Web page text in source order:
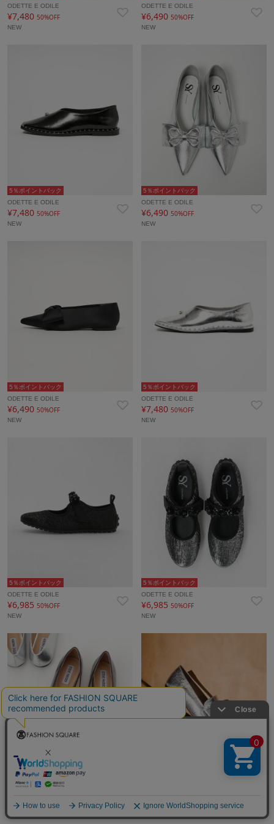
ODETTE E ODILE
¥7,480 50%OFF
NEW
ODETTE E ODILE
¥6,49050%OFF
NEW
5％ポイントバック
ODETTE E ODILE
¥7,480 50%OFF
NEW
5％ポイントバック
ODETTE E ODILE
¥6,49050%OFF
NEW
5％ポイントバック
ODETTE E ODILE
¥6,490 50%OFF
NEW
5％ポイントバック
ODETTE E ODILE
¥7,480 50%OFF
NEW
5％ポイントバック
ODETTE E ODILE
¥6,985 50%OFF
NEW
5％ポイントバック
ODETTE E ODILE
¥6,98550%OFF
NEW
5％ポイントバック
¥9,24030%OFF ¥9,24030%OFF